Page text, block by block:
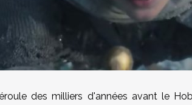
des milliers d'années avant le